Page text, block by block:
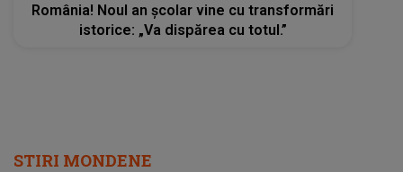
România! Noul an școlar vine cu transformări
istorice: „Va dispărea cu totul.”
STIRI MONDENE